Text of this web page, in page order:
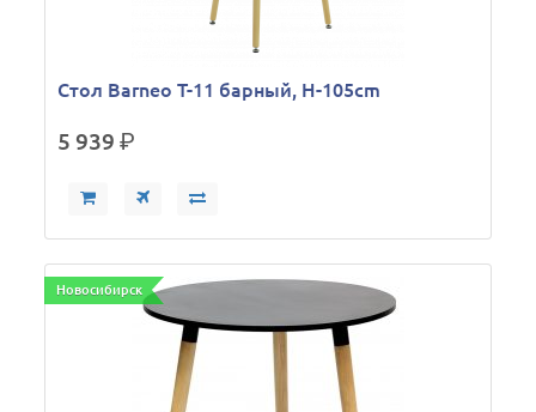
Стол Barneo T-11 барный, H-105cm
5 939р.
Новосибирск